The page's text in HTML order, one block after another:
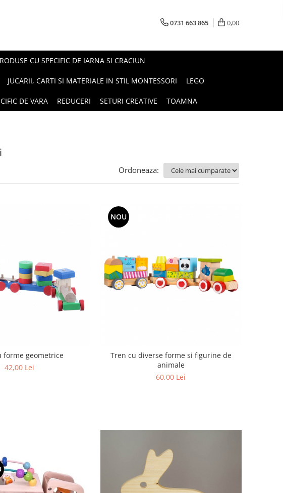
0731 663 865 0,00
CU SPECIFIC DE IARNA SI CRACIUN
JUCARII, CARTI SI MATERIALE IN STIL MONTESSORI LEGO
DE VARA REDUCERI SETURI CREATIVE TOAMNA
Ordoneaza:
forme geometrice
42,00 Lei
NOU
Tren cu diverse forme si figurine de
animale
60,00 Lei